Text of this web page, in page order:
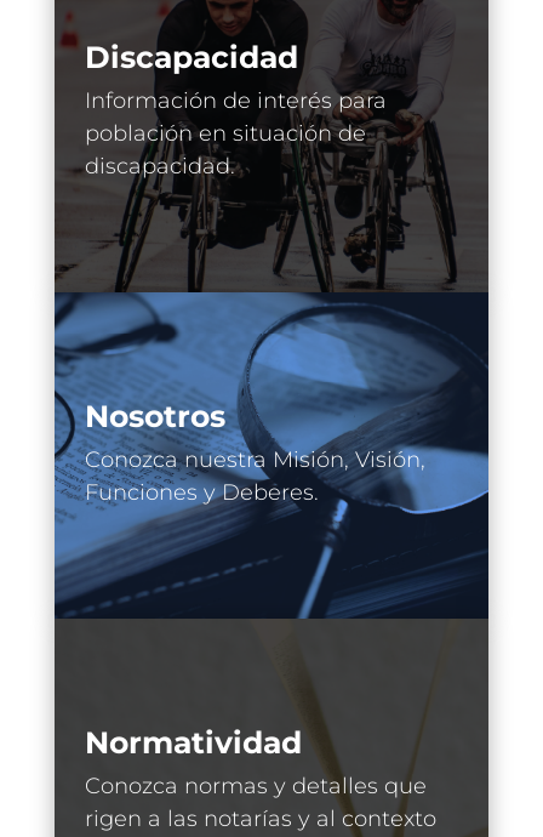
Discapacidad
Información de interés para
población en situación de
discapacidad.
Nosotros
Conozca nuestra Misión, Visión,
Funciones y Deberes.
Normatividad
Conozca normas y detalles que
rigen a las notarías y al contexto